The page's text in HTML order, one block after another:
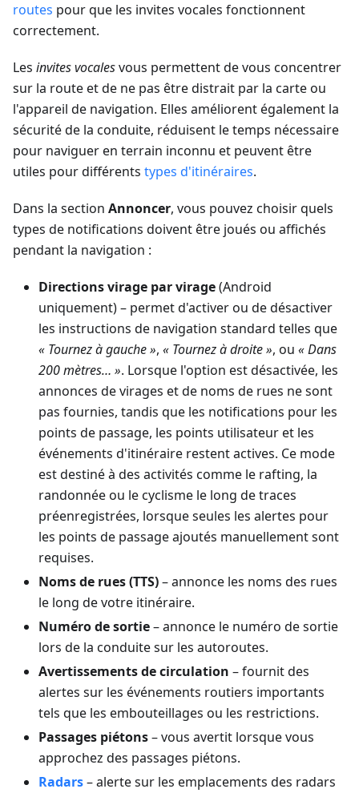
routes pour que les invites vocales fonctionnent
correctement.
Les invites vocalesvous permettent de vous concentrer
sur la route et de ne pas être distrait par la carte ou
l'appareil de navigation. Elles améliorent également la
sécurité de la conduite, réduisent le temps nécessaire
pour naviguer en terrain inconnu et peuvent être
utiles pour différents types d'itinéraires.
Dans la section Annoncer, vous pouvez choisir quels
types de notifications doivent être joués ou affichés
pendant la navigation :
Directions virage par virage(Android
uniquement) – permet d'activer ou de désactiver
les instructions de navigation standard telles que
« Tournez à gauche », « Tournez à droite », ou « Dans
200 mètres… ». Lorsque l'option est désactivée, les
annonces de virages et de noms de rues ne sont
pas fournies, tandis que les notifications pour les
points de passage, les points utilisateur et les
événements d'itinéraire restent actives. Ce mode
est destiné à des activités comme le rafting, la
randonnée ou le cyclisme le long de traces
préenregistrées, lorsque seules les alertes pour
les points de passage ajoutés manuellement sont
requises.
Noms de rues (TTS)– annonce les noms des rues
le long de votre itinéraire.
Numéro de sortie– annonce le numéro de sortie
lors de la conduite sur les autoroutes.
Avertissements de circulation – fournit des
alertes sur les événements routiers importants
tels que les embouteillages ou les restrictions.
Passages piétons– vous avertit lorsque vous
approchez des passages piétons.
Radars– alerte sur les emplacements des radars